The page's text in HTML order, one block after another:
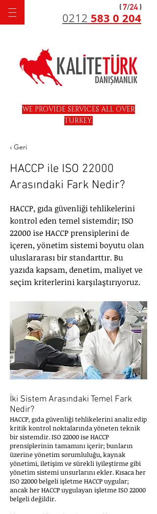
0212 583 0 204
WE PROVIDE SERVICES ALL OVER
TURKEY.
‹ Geri
HACCP ile ISO 22000
Arasındaki Fark Nedir?
HACCP, gıda güvenliği tehlikelerini
kontrol eden temel sistemdir; ISO
22000 ise HACCP prensiplerini de
içeren, yönetim sistemi boyutu olan
uluslararası bir standarttır. Bu
yazıda kapsam, denetim, maliyet ve
seçim kriterlerini karşılaştırıyoruz.
İki Sistem Arasındaki Temel Fark
Nedir?
HACCP, gıda güvenliği tehlikelerini analiz edip
kritik kontrol noktalarında yöneten teknik
bir sistemdir. ISO 22000 ise HACCP
prensiplerinin tamamını içerir; bunların
üzerine yönetim sorumluluğu, kaynak
yönetimi, iletişim ve sürekli iyileştirme gibi
yönetim sistemi unsurlarını ekler. Kısaca her
ISO 22000 belgeli işletme HACCP uygular;
ancak her HACCP uygulayan işletme ISO 22000
belgeli değildir.